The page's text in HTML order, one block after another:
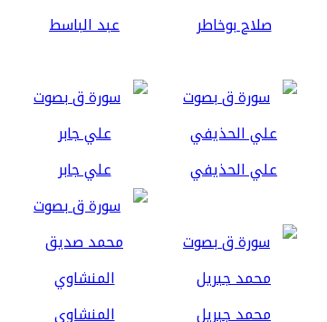
صلاح بوخاطر عبد الباسط
علي الحذيفي علي جابر
محمد جبريل المنشاوي